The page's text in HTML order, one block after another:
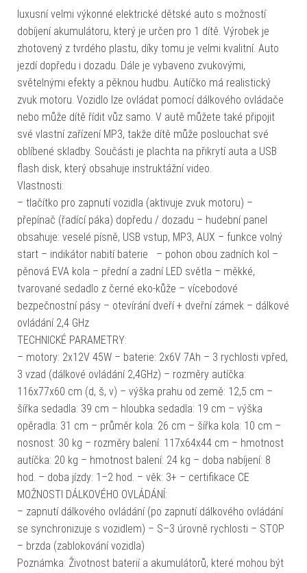
luxusní velmi výkonné elektrické dětské auto s možností
dobíjení akumulátoru, který je určen pro 1 dítě. Výrobek je
zhotovený z tvrdého plastu, díky tomu je velmi kvalitní. Auto
jezdí dopředu i dozadu. Dále je vybaveno zvukovými,
světelnými efekty a pěknou hudbu. Autíčko má realistický
zvuk motoru. Vozidlo lze ovládat pomocí dálkového ovládače
nebo může dítě řídit vůz samo. V autě můžete také připojit
své vlastní zařízení MP3, takže dítě může poslouchat své
oblíbené skladby. Součásti je plachta na přikrytí auta a USB
flash disk, který obsahuje instruktážní video.
Vlastnosti:
– tlačítko pro zapnutí vozidla (aktivuje zvuk motoru) –
přepínač (řadící páka) dopředu / dozadu – hudební panel
obsahuje: veselé písně, USB vstup, MP3, AUX – funkce volný
start – indikátor nabití baterie – pohon obou zadních kol –
pěnová EVA kola – přední a zadní LED světla – měkké,
tvarované sedadlo z černé eko-kůže – vícebodové
bezpečnostní pásy – otevírání dveří + dveřní zámek – dálkové
ovládání 2,4 GHz
TECHNICKÉ PARAMETRY:
– motory: 2x12V 45W – baterie: 2x6V 7Ah – 3 rychlosti vpřed,
3 vzad (dálkové ovládání 2,4GHz) – rozměry autíčka:
116x77x60 cm (d, š, v) – výška prahu od země: 12,5 cm –
šířka sedadla: 39 cm – hloubka sedadla: 19 cm – výška
opěradla: 31 cm – průměr kola: 26 cm – šířka kola: 10 cm –
nosnost: 30 kg – rozměry balení: 117x64x44 cm – hmotnost
autíčka: 20 kg – hmotnost balení: 24 kg – doba nabíjení: 8
hod. – doba jízdy: 1–2 hod. – věk: 3+ – certifikace CE
MOŽNOSTI DÁLKOVÉHO OVLÁDÁNÍ:
– zapnutí dálkového ovládání (po zapnutí dálkového ovládání
se synchronizuje s vozidlem) – S–3 úrovně rychlosti – STOP
– brzda (zablokování vozidla)
Poznámka: Životnost baterií a akumulátorů, které mohou být